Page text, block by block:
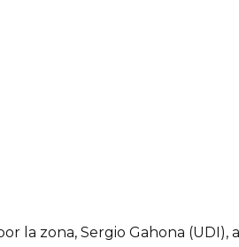
la zona, Sergio Gahona (UDI),